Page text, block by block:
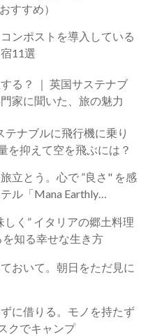
すすめ）
ンポストを導入している
11選
ステナブ
家に聞いた、旅の魅力
テナブルに飛行機に乗り
を抑えて空を飛ぶには？
立とう。心で ”良さ" を感
ル「Mana Earthly
しく” イタリアの郷土料理
知る幸せな生き方
おいて。朝日をただ見に
に借りる。モノを持たず
クでキャンプ